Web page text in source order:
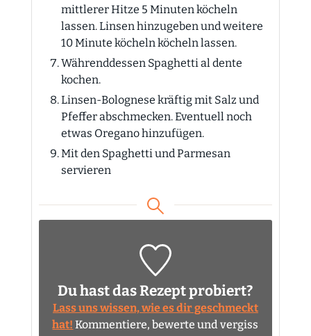
mittlerer Hitze 5 Minuten köcheln
lassen. Linsen hinzugeben und weitere
10 Minute köcheln köcheln lassen.
Währenddessen Spaghetti al dente
kochen.
Linsen-Bolognese kräftig mit Salz und
Pfeffer abschmecken. Eventuell noch
etwas Oregano hinzufügen.
Mit den Spaghetti und Parmesan
servieren
Du hast das Rezept probiert?
Lass uns wissen, wie es dir geschmeckt
hat! Kommentiere, bewerte und vergiss